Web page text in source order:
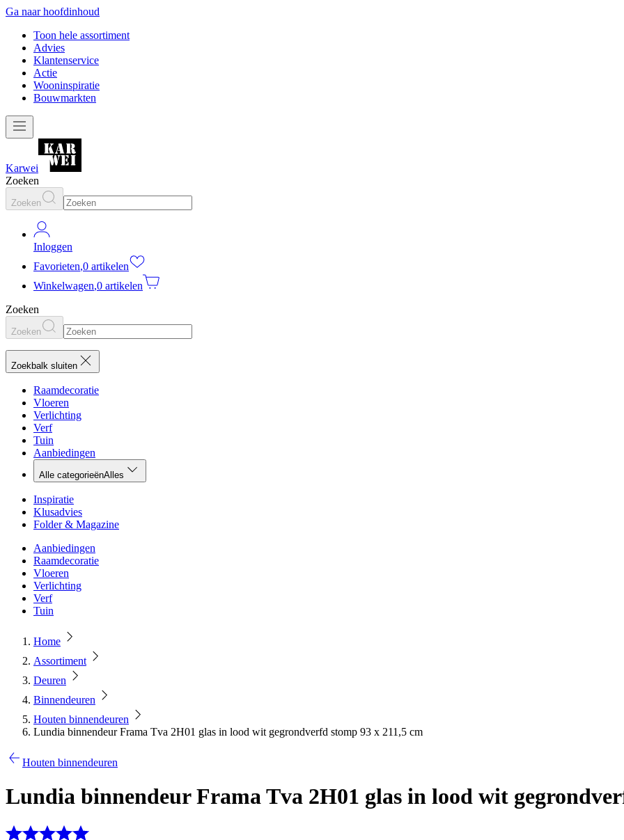
Ga naar hoofdinhoud
Toon hele assortiment
Advies
Klantenservice
Actie
Wooninspiratie
Bouwmarkten
Karwei
Zoeken
Zoeken
Inloggen
Favorieten,0 artikelen
Winkelwagen,0 artikelen
Zoeken
Zoeken
Zoekbalk sluiten
Raamdecoratie
Vloeren
Verlichting
Verf
Tuin
Aanbiedingen
Alle categorieënAlles
Inspiratie
Klusadvies
Folder & Magazine
Aanbiedingen
Raamdecoratie
Vloeren
Verlichting
Verf
Tuin
Home
Assortiment
Deuren
Binnendeuren
Houten binnendeuren
Lundia binnendeur Frama Tva 2H01 glas in lood wit gegrondverfd stomp 93 x 211,5 cm
Houten binnendeuren
Lundia binnendeur Frama Tva 2H01 glas in lood wit